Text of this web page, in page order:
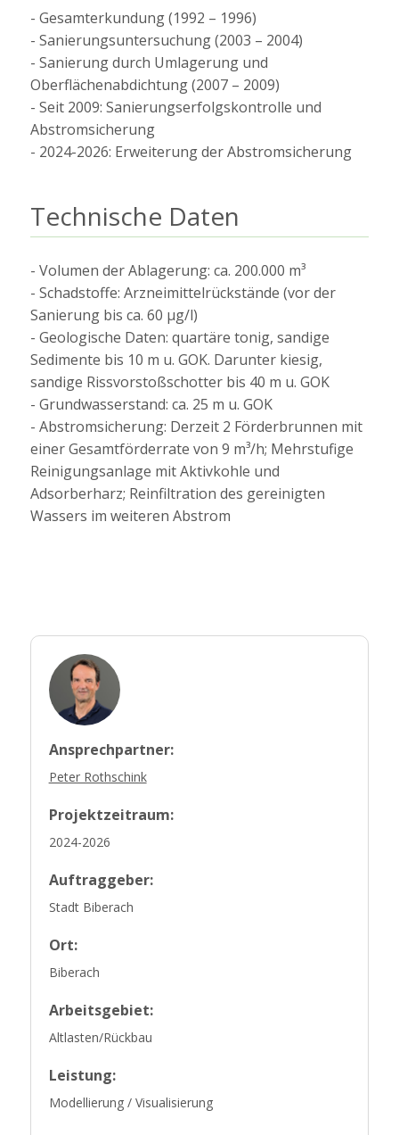
- Gesamterkundung (1992 – 1996)
- Sanierungsuntersuchung (2003 – 2004)
- Sanierung durch Umlagerung und
Oberflächenabdichtung (2007 – 2009)
- Seit 2009: Sanierungserfolgskontrolle und
Abstromsicherung
- 2024-2026: Erweiterung der Abstromsicherung
Technische Daten
- Volumen der Ablagerung: ca. 200.000 m³
- Schadstoffe: Arzneimittelrückstände (vor der
Sanierung bis ca. 60 µg/l)
- Geologische Daten: quartäre tonig, sandige
Sedimente bis 10 m u. GOK. Darunter kiesig,
sandige Rissvorstoßschotter bis 40 m u. GOK
- Grundwasserstand: ca. 25 m u. GOK
- Abstromsicherung: Derzeit 2 Förderbrunnen mit
einer Gesamtförderrate von 9 m³/h; Mehrstufige
Reinigungsanlage mit Aktivkohle und
Adsorberharz; Reinfiltration des gereinigten
Wassers im weiteren Abstrom
Ansprechpartner:
Peter Rothschink
Projektzeitraum:
2024-2026
Auftraggeber:
Stadt Biberach
Ort:
Biberach
Arbeitsgebiet:
Altlasten/Rückbau
Leistung:
Modellierung / Visualisierung